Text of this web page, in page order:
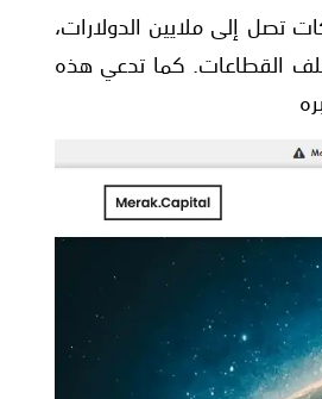
تصل إلى ملايين الدولارات،
القطاعات. كما تدعي هذه